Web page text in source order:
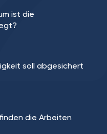
ist die
soll abgesichert
die Arbeiten